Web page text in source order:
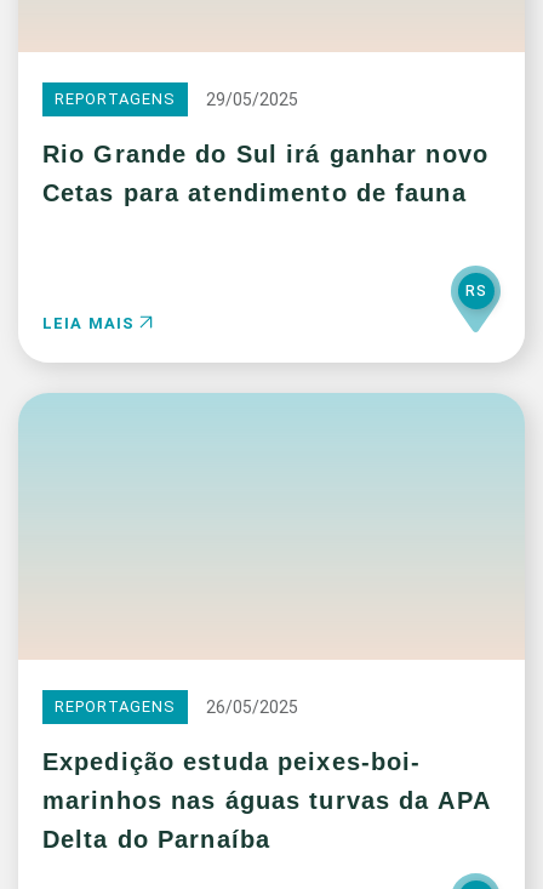
REPORTAGENS 29/05/2025
Rio Grande do Sul irá ganhar novo
Cetas para atendimento de fauna
LEIA MAIS
RS
REPORTAGENS 26/05/2025
Expedição estuda peixes-boi-
marinhos nas águas turvas da APA
Delta do Parnaíba